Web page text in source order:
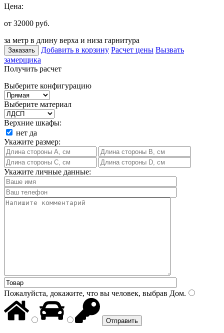
Цена:
от 32000 руб.
за метр в длину верха и низа гарнитура
Заказать Добавить в корзину Расчет цены Вызвать
замерщика
Получить расчет
Выберите конфигурацию
Выберите материал
Верхние шкафы:
нет да
Укажите размер:
Укажите личные данные:
Пожалуйста, докажите, что вы человек, выбрав Дом.